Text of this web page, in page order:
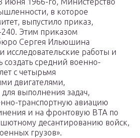
в которое
выпустило приказ,
Этим приказом
Сергея Ильюшина
исследовательские работы и
создать средний военно-
с четырьмя
двигателями,
выполнения задач,
транспортную авиацию
и на фронтовую ВТА по
десантированию войск,
грузов».